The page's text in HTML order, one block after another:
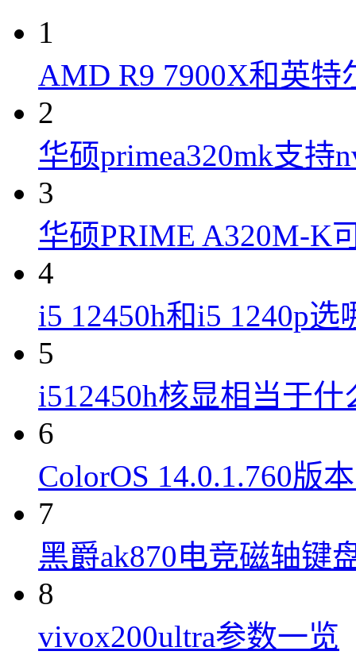
1
AMD R9 7900X和英特
2
华硕primea320mk支持
3
华硕PRIME A320M-K
4
i5 12450h和i5 1240p选
5
i512450h核显相当于什
6
ColorOS 14.0.1.760版
7
黑爵ak870电竞磁轴键
8
vivox200ultra参数一览